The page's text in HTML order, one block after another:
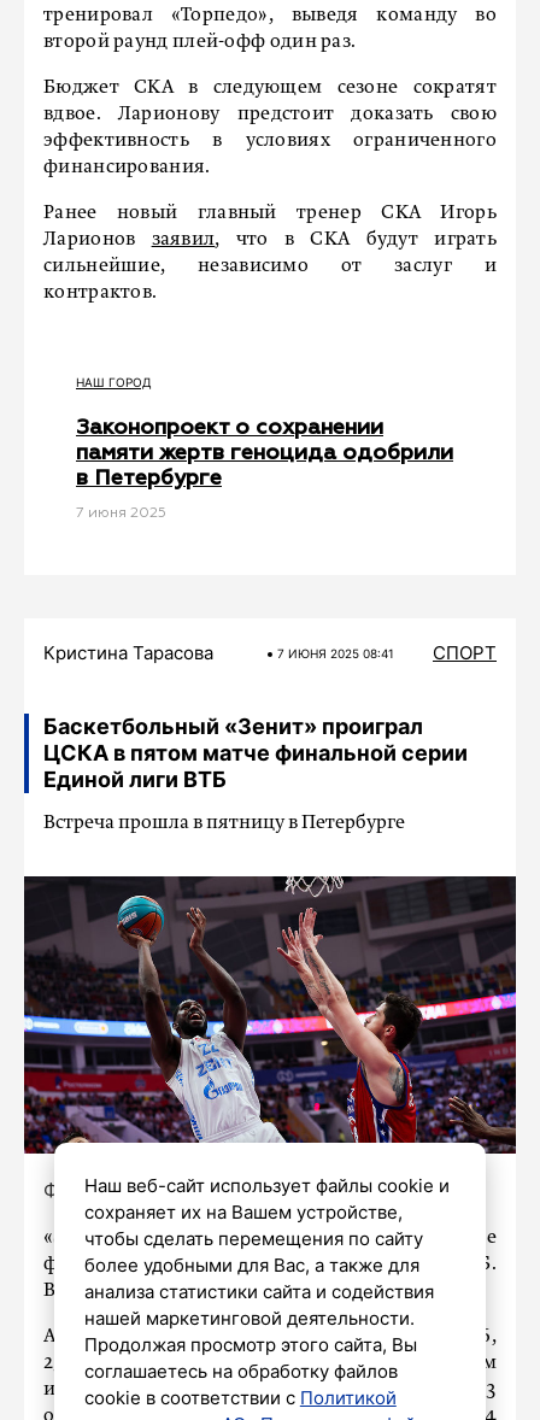
тренировал «Торпедо», выведя команду во
второй раунд плей-офф один раз.
Бюджет СКА в следующем сезоне сократят
вдвое. Ларионову предстоит доказать свою
эффективность в условиях ограниченного
финансирования.
Ранее новый главный тренер СКА Игорь
Ларионов заявил, что в СКА будут играть
сильнейшие, независимо от заслуг и
контрактов.
НАШ ГОРОД
Законопроект о сохранении
памяти жертв геноцида одобрили
в Петербурге
7 июня 2025
Кристина Тарасова 7 ИЮНЯ 2025 08:41 СПОРТ
Баскетбольный «Зенит» проиграл
ЦСКА в пятом матче финальной серии
Единой лиги ВТБ
Встреча прошла в пятницу в Петербурге
Фото: БК «Зенит»
«Зенит» проиграл ЦСКА в пятом матче
финальной серии плей-офф Единой лиги ВТБ.
Встреча прошла в пятницу в Петербурге.
Армейцы победили со счетом 89:84 (15:16,
23:24, 23:27, 28:17). Самым результативным
игроком ЦСКА стал Мело Тримбл, он набрал 23
очка. У «Зенита» отличился Дуэйн Бэйкон с 24
Наш веб-сайт использует файлы cookie и
сохраняет их на Вашем устройстве,
чтобы сделать перемещения по сайту
более удобными для Вас, а также для
анализа статистики сайта и содействия
нашей маркетинговой деятельности.
Продолжая просмотр этого сайта, Вы
соглашаетесь на обработку файлов
cookie в соответствии с Политикой